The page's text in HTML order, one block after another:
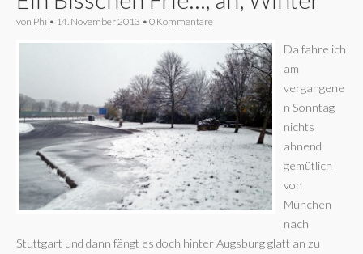
von Phi • 14. November 2013 • 0 Kommentare
Da fahre ich
am
vergangene
n Sonntag
nichts
ahnend
gemütlich
von
München
nach
Stuttgart und dann fängt es doch hinter Augsburg glatt an zu